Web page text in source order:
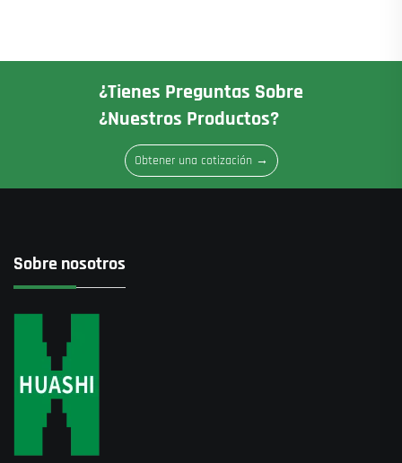
¿Tienes Preguntas Sobre
¿nuestros Productos?
Obtener una cotización →
Sobre nosotros